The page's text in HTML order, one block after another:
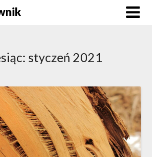
styczeń 2021